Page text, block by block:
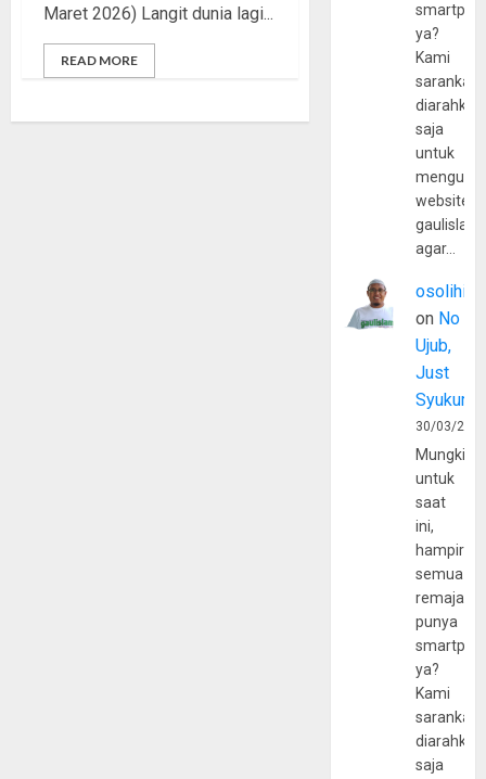
Maret 2026) Langit dunia lagi...
READ MORE
ya?
Kami
sarankan,
diarahkan
saja
untuk
website
agar…
osolihin
on No
Ujub,
Just
Syukur
30/03/
Mungkin
untuk
saat
ini,
hampir
semua
remaja
punya
ya?
Kami
sarankan,
diarahkan
saja